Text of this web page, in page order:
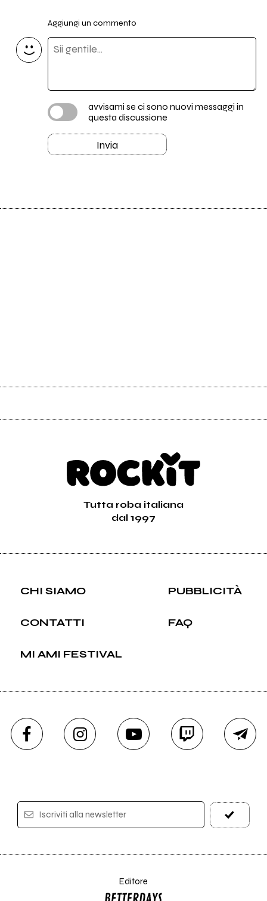
Aggiungi un commento
avvisami se ci sono nuovi messaggi in
questa discussione
Invia
Tutta roba italiana
dal 1997
CHI SIAMO PUBBLICITÀ
CONTATTI FAQ
MI AMI FESTIVAL
Iscriviti alla newsletter
Editore